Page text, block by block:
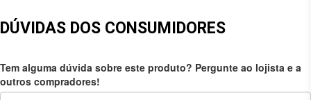
DÚVIDAS DOS CONSUMIDORES
Tem alguma dúvida sobre este produto? Pergunte ao lojista e a
outros compradores!